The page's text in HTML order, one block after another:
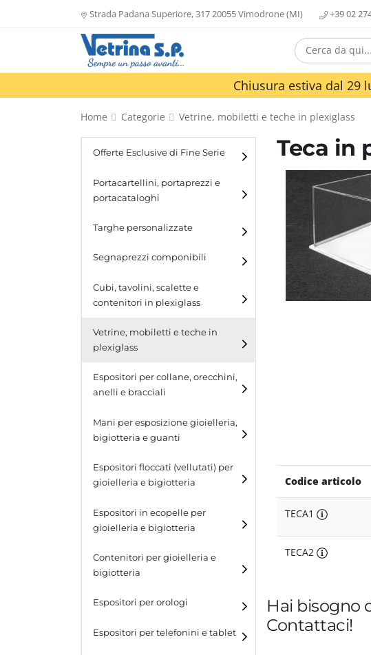
Strada Padana Superiore, 317 20055 Vimodrone (MI) +39 02
Chiusura estiva dal 29
Home Categorie Vetrine, mobiletti e teche in plexiglass
Offerte Esclusive di Fine Serie
Portacartellini, portaprezzi e
portacataloghi
Portacartellini
Portacataloghi
Targhe personalizzate
Segnaprezzi componibili
Cubi, tavolini, scalette e
contenitori in plexiglass
Cubi
Scalette
Vetrine, mobiletti e teche in
plexiglass
Espositori per collane, orecchini,
anelli e bracciali
Espositori per collane
Espositori per anelli
Mani per esposizione gioielleria,
bigiotteria e guanti
Espositori floccati (vellutati) per
gioielleria e bigiotteria
Espositori in ecopelle per
gioielleria e bigiotteria
Contenitori per gioielleria e
bigiotteria
Espositori per orologi
Espositori per telefonini e tablet
Teca in
Codice articolo
TECA1
TECA2
Hai bisogno
Contattaci!